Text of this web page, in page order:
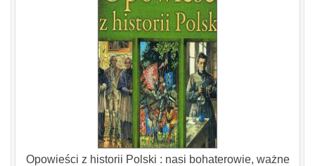
Opowieści z historii Polski : nasi bohaterowie, ważne